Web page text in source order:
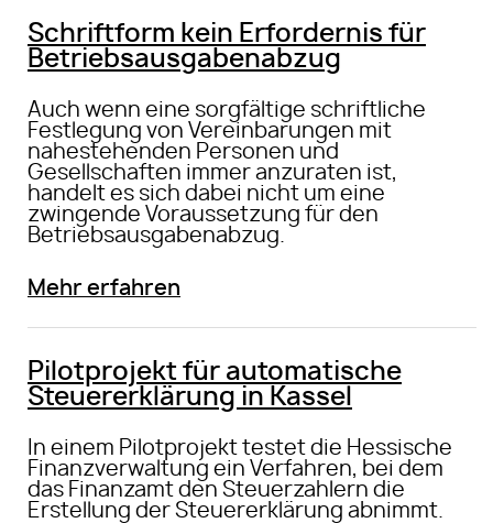
Schriftform kein Erfordernis für
Betriebsausgabenabzug
Auch wenn eine sorgfältige schriftliche
Festlegung von Vereinbarungen mit
nahestehenden Personen und
Gesellschaften immer anzuraten ist,
handelt es sich dabei nicht um eine
zwingende Voraussetzung für den
Betriebsausgabenabzug.
Mehr erfahren
Pilotprojekt für automatische
Steuererklärung in Kassel
In einem Pilotprojekt testet die Hessische
Finanzverwaltung ein Verfahren, bei dem
das Finanzamt den Steuerzahlern die
Erstellung der Steuererklärung abnimmt.